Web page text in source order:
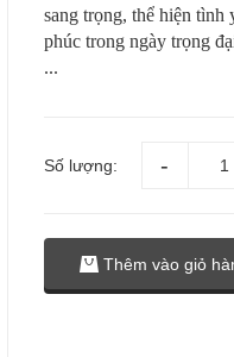
sang trọng, thể hiện tình
phúc trong ngày trọng
...
Số lượng:
Thêm vào giỏ